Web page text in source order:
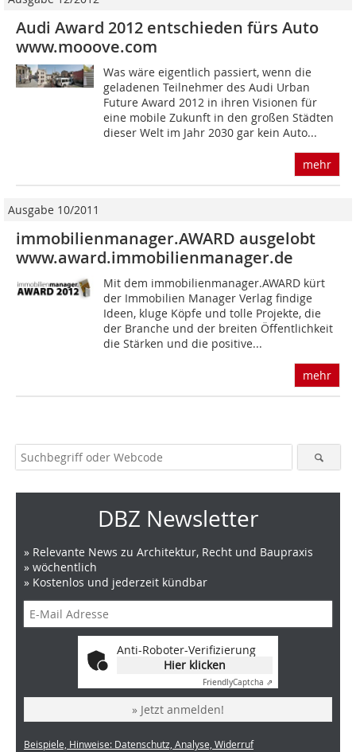
Audi Award 2012 entschieden fürs Auto
www.mooove.com
Was wäre eigentlich passiert, wenn die
geladenen Teilnehmer des Audi Urban
Future Award 2012 in ihren Visionen für
eine mobile Zukunft in den großen Städten
dieser Welt im Jahr 2030 gar kein Auto...
mehr
Ausgabe 10/2011
immobilienmanager.AWARD ausgelobt
www.award.immobilienmanager.de
Mit dem immobilienmanager.AWARD kürt
der Immobilien Manager Verlag findige
Ideen, kluge Köpfe und tolle Projekte, die
der Branche und der breiten Öffentlichkeit
die Stärken und die positive...
mehr
DBZ Newsletter
» Relevante News zu Architektur, Recht und Baupraxis
» wöchentlich
» Kostenlos und jederzeit kündbar
Anti-Roboter-Verifizierung
Hier klicken
FriendlyCaptcha ⇗
» Jetzt anmelden!
Beispiele, Hinweise: Datenschutz, Analyse, Widerruf